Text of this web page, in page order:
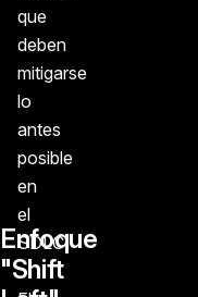
Enfoque
"Shift
que
deben
mitigarse
lo
antes
posible
en
el
SDLC.